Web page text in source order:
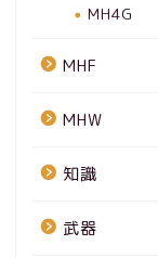
MH4G
MHF
MHW
知識
武器